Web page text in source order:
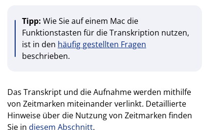
Tipp: Wie Sie auf einem Mac die
Funktionstasten für die Transkription nutzen,
ist in den häufig gestellten Fragen
beschrieben.
Das Transkript und die Aufnahme werden mithilfe
von Zeitmarken miteinander verlinkt. Detaillierte
Hinweise über die Nutzung von Zeitmarken finden
Sie in diesem Abschnitt.